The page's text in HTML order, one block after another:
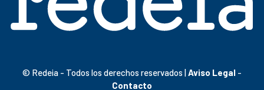
© Redeia - Todos los derechos reservados | Aviso Legal -
Contacto